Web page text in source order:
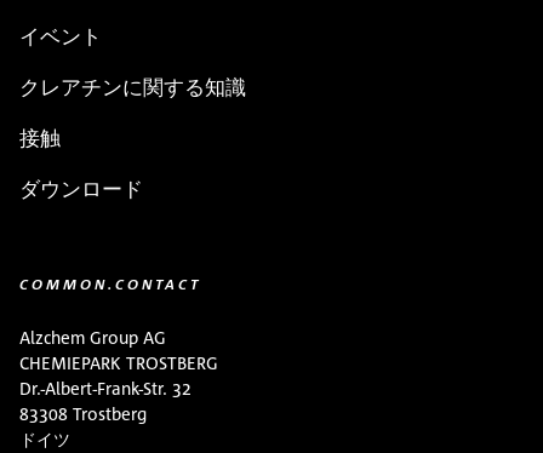
イベント
クレアチンに関する知識
接触
ダウンロード
COMMON.CONTACT
Alzchem Group AG
CHEMIEPARK TROSTBERG
Dr.-Albert-Frank-Str. 32
83308 Trostberg
ドイツ